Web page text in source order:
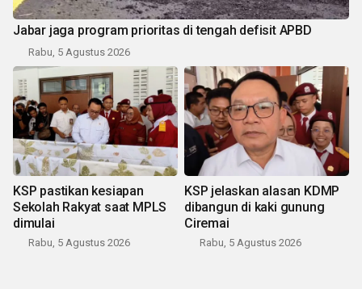
Jabar jaga program prioritas di tengah defisit APBD
Rabu, 5 Agustus 2026
KSP pastikan kesiapan
Sekolah Rakyat saat MPLS
dimulai
Rabu, 5 Agustus 2026
KSP jelaskan alasan KDMP
dibangun di kaki gunung
Ciremai
Rabu, 5 Agustus 2026